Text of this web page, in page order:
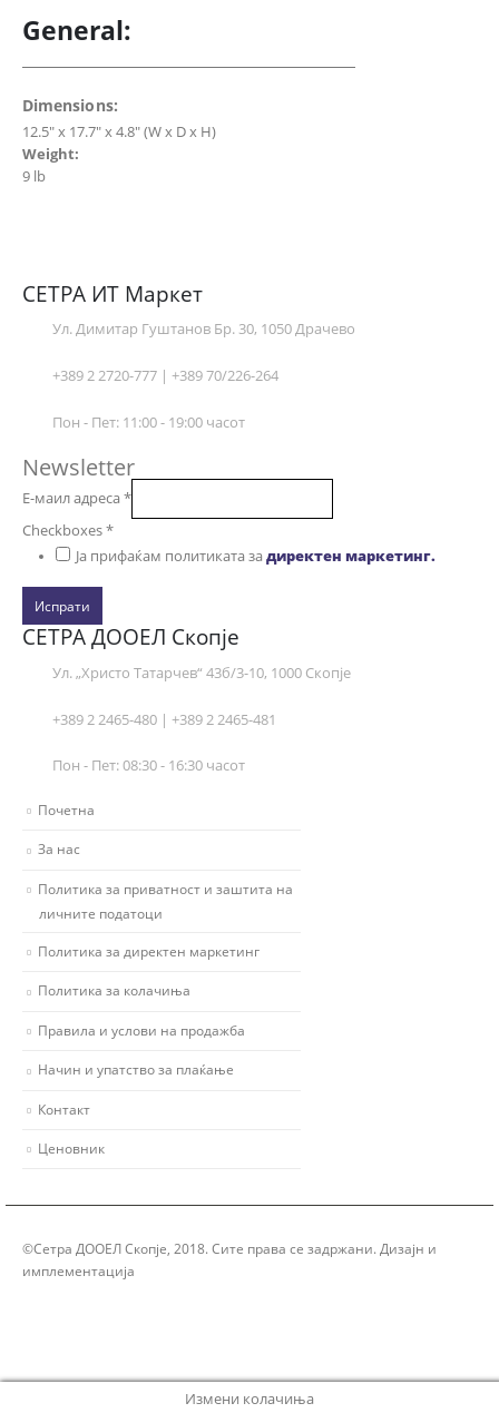
General:
Dimensions:
12.5″ x 17.7″ x 4.8″ (W x D x H)
Weight:
9 lb
СЕТРА ИТ Маркет
Ул. Димитар Гуштанов Бр. 30, 1050 Драчево
+389 2 2720-777 | +389 70/226-264
Пон - Пет: 11:00 - 19:00 часот
Newsletter
Е-маил адреса*
Checkboxes*
Ја прифаќам политиката задиректен маркетинг.
Испрати
СЕТРА ДООЕЛ Скопје
Ул. „Христо Татарчев“ 43б/3-10, 1000 Скопје
+389 2 2465-480 | +389 2 2465-481
Пон - Пет: 08:30 - 16:30 часот
Почетна
За нас
Политика за приватност и заштита на
личните податоци
Политика за директен маркетинг
Политика за колачиња
Правила и услови на продажба
Начин и упатство за плаќање
Контакт
Ценовник
©Сетра ДООЕЛ Скопје, 2018. Сите права се задржани. Дизајн и
имплементација
Измени колачиња